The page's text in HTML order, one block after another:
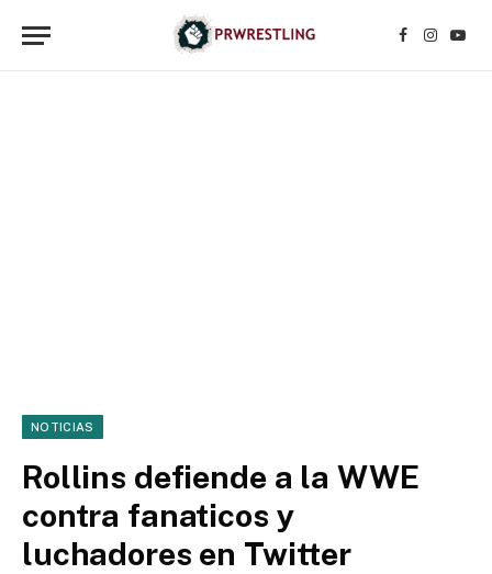
Facebook
NOTICIAS
Rollins defiende a la WWE
contra fanaticos y
luchadores en Twitter